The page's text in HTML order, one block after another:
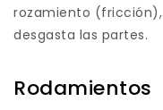
rozamiento
desgasta las partes.
Rodamientos